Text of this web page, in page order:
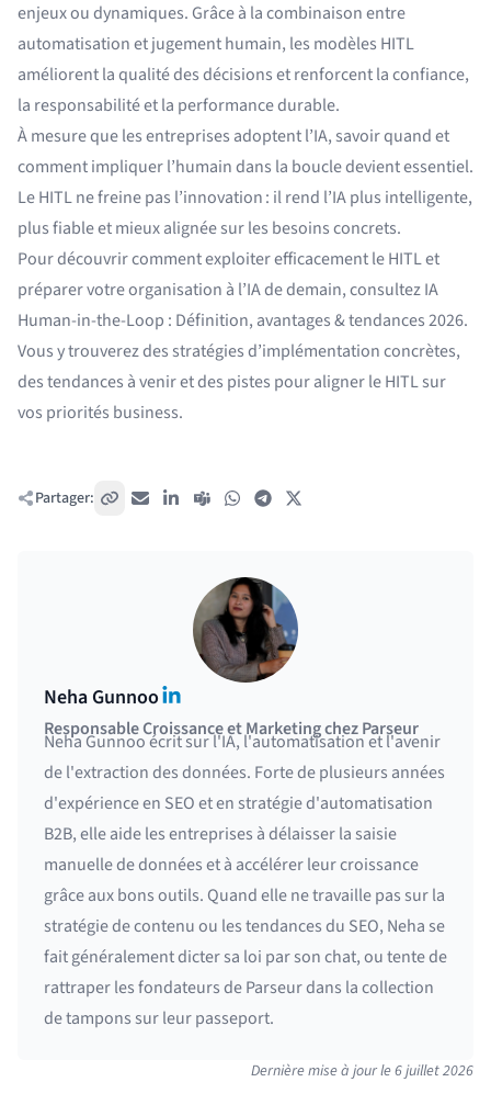
enjeux ou dynamiques. Grâce à la combinaison entre
automatisation et jugement humain, les modèles HITL
améliorent la qualité des décisions et renforcent la confiance,
la responsabilité et la performance durable.
À mesure que les entreprises adoptent l’IA, savoir quand et
comment impliquer l’humain dans la boucle devient essentiel.
Le HITL ne freine pas l’innovation : il rend l’IA plus intelligente,
plus fiable et mieux alignée sur les besoins concrets.
Pour découvrir comment exploiter efficacement le HITL et
préparer votre organisation à l’IA de demain, consultezIA
Human-in-the-Loop : Définition, avantages & tendances 2026.
Vous y trouverez des stratégies d’implémentation concrètes,
des tendances à venir et des pistes pour aligner le HITL sur
vos priorités business.
Partager: Copier le lien
E-mail LinkedIn
Teams WhatsAppTelegram
Neha GunnooLinkedIn
Responsable Croissance et Marketing chez Parseur
Neha Gunnoo écrit sur l'IA, l'automatisation et l'avenir
de l'extraction des données. Forte de plusieurs années
d'expérience en SEO et en stratégie d'automatisation
B2B, elle aide les entreprises à délaisser la saisie
manuelle de données et à accélérer leur croissance
grâce aux bons outils. Quand elle ne travaille pas sur la
stratégie de contenu ou les tendances du SEO, Neha se
fait généralement dicter sa loi par son chat, ou tente de
rattraper les fondateurs de Parseur dans la collection
de tampons sur leur passeport.
Dernière mise à jour le6 juillet 2026